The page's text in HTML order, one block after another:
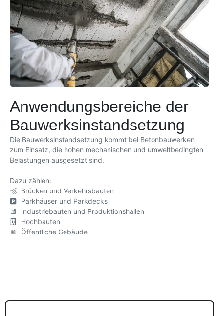
Anwendungsbereiche der
Bauwerks­instandsetzung
Die Bauwerksinstandsetzung kommt bei Betonbauwerken
zum Einsatz, die hohen mechanischen und umweltbedingten
Belastungen ausgesetzt sind.
Dazu zählen:
Brücken und Verkehrsbauten
Parkhäuser und Parkdecks
Industriebauten und Produktionshallen
Hochbauten
Öffentliche Gebäude